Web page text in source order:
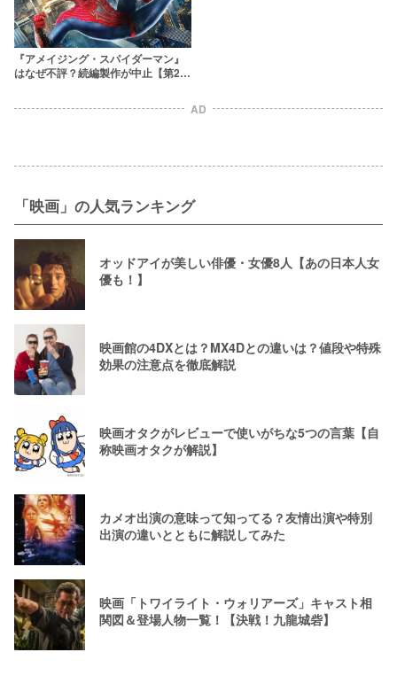
『アメイジング・スパイダーマン』
はなぜ不評？続編製作が中止【第2弾
AD
「映画」の人気ランキング
オッドアイが美しい俳優・女優8人【あの日本人女
優も！】
映画館の4DXとは？MX4Dとの違いは？値段や特殊
効果の注意点を徹底解説
映画オタクがレビューで使いがちな5つの言葉【自
称映画オタクが解説】
カメオ出演の意味って知ってる？友情出演や特別
出演の違いとともに解説してみた
映画「トワイライト・ウォリアーズ」キャスト相
関図＆登場人物一覧！【決戦！九龍城砦】